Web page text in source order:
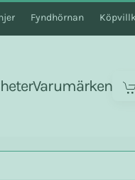
Fyndhörnan
Varumärken